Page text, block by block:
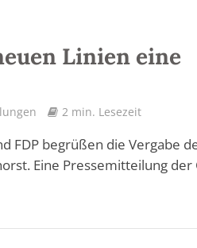
Linien eine
2 min. Lesezeit
FDP begrüßen die Vergabe
Eine Pressemitteilung der